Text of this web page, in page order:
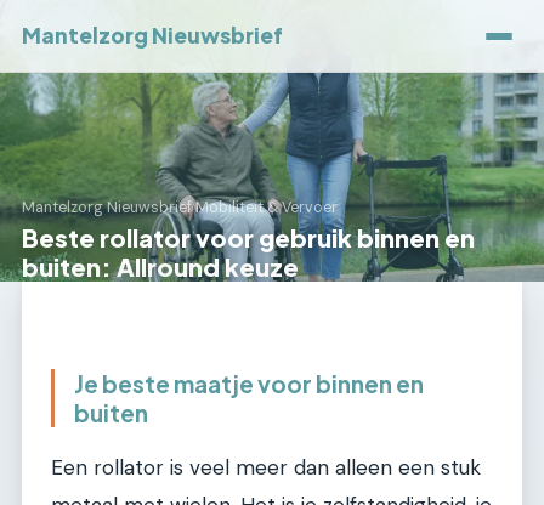
Mantelzorg Nieuwsbrief
Mantelzorg Nieuwsbrief›Mobiliteit & Vervoer
Beste rollator voor gebruik binnen en
buiten: Allround keuze
Je beste maatje voor binnen en
buiten
Een rollator is veel meer dan alleen een stuk